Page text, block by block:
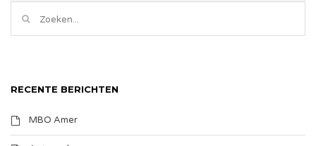
RECENTE BERICHTEN
MBO Amer